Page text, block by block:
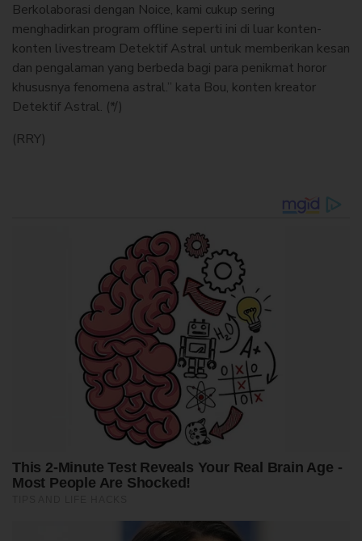
Berkolaborasi dengan Noice, kami cukup sering
menghadirkan program offline seperti ini di luar konten-
konten livestream Detektif Astral untuk memberikan kesan
dan pengalaman yang berbeda bagi para penikmat horor
khususnya fenomena astral.” kata Bou, konten kreator
Detektif Astral. (*/)
(RRY)